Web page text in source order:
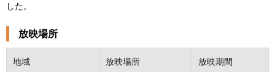
した。
放映場所
地域 放映場所 放映期間